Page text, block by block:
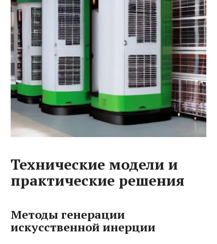
Технические модели и
практические решения
Методы генерации
искусственной инерции